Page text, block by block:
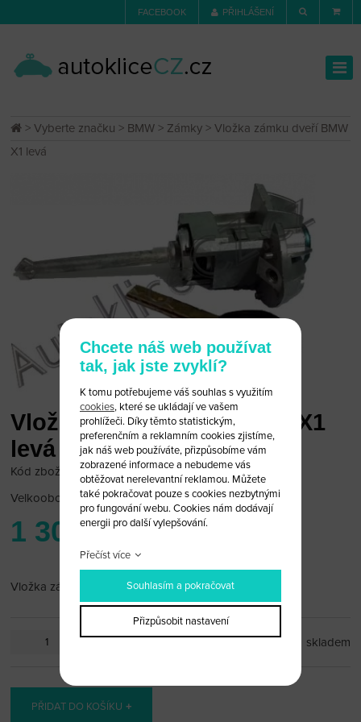
FACEBOOK PŘIHLÁŠENÍ
>Vyberte značku > BMW > Zámky > Vložka zámku dveří BMW
X1 levá
Vložka zámku dveří BMW X1
levá
Kód zboží: bmw-zam-12
Velkoobchodní cena:po přihlášení
1 300 Kč
Vložka zámku dveří BMW X1 levá
skladem
PŘIDAT DO KOŠÍKU
Chcete náš web používat
tak, jak jste zvyklí?
K tomu potřebujeme váš souhlas s využitím
cookies, které se ukládají ve vašem
prohlížeči. Díky těmto statistickým,
preferenčním a reklamním cookies zjistíme,
jak náš web používáte, přizpůsobíme vám
zobrazené informace a nebudeme vás
obtěžovat nerelevantní reklamou. Můžete
také pokračovat pouze s cookies nezbytnými
pro fungování webu. Cookies nám dodávají
energii pro další vylepšování.
Přečíst více
Souhlasím a pokračovat
Přizpůsobit nastavení